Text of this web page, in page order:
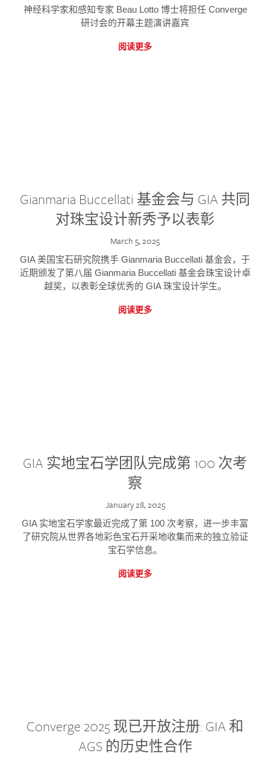
神经科学家和感知专家 Beau Lotto 博士将担任 Converge
研讨会的开幕主题演讲嘉宾
阅读更多
Gianmaria Buccellati 基金会与 GIA 共同
对珠宝设计新秀予以表彰
March 5, 2025
GIA 美国宝石研究院携手 Gianmaria Buccellati 基金会，于
近期颁发了第八届 Gianmaria Buccellati 基金会珠宝设计卓
越奖，以表彰全球优秀的 GIA 珠宝设计学生。
阅读更多
GIA 实地宝石学团队完成第 100 次考
察
January 28, 2025
GIA 实地宝石学家最近完成了第 100 次考察，进一步丰富
了研究院从世界各地彩色宝石开采地收集而来的独立验证
宝石学信息。
阅读更多
Converge 2025 现已开放注册: GIA 和
AGS 的历史性合作